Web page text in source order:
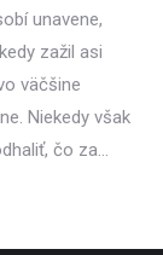
unavene,
zažil asi
väčšine
Niekedy však
čo za…